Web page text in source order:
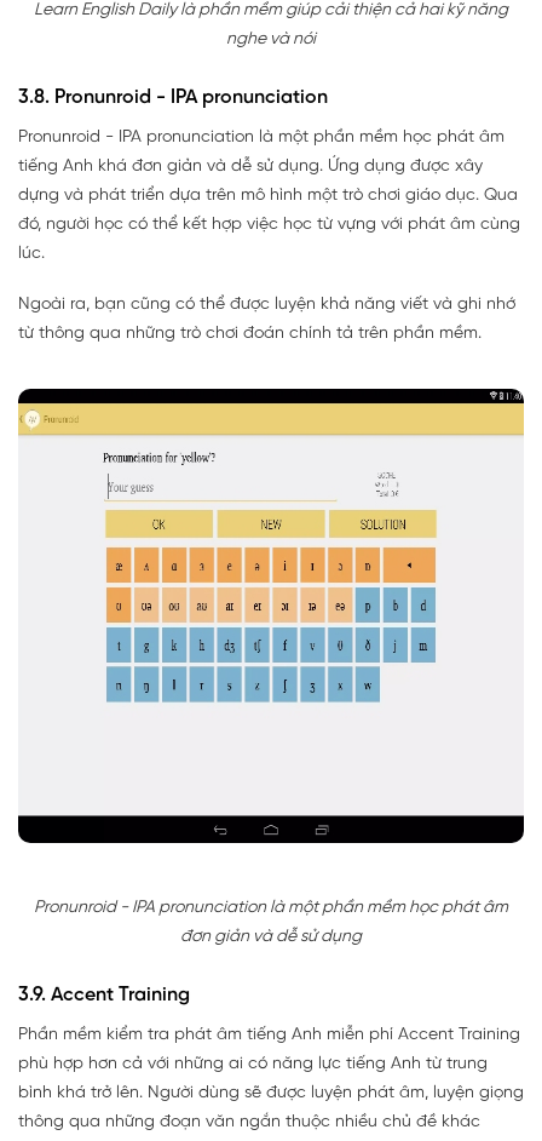
Learn English Daily là phần mềm giúp cải thiện cả hai kỹ năng
nghe và nói
3.8. Pronunroid - IPA pronunciation
Pronunroid - IPA pronunciation là một phần mềm học phát âm
tiếng Anh khá đơn giản và dễ sử dụng. Ứng dụng được xây
dựng và phát triển dựa trên mô hình một trò chơi giáo dục. Qua
đó, người học có thể kết hợp việc học từ vựng với phát âm cùng
lúc.
Ngoài ra, bạn cũng có thể được luyện khả năng viết và ghi nhớ
từ thông qua những trò chơi đoán chính tả trên phần mềm.
Pronunroid - IPA pronunciation là một phần mềm học phát âm
đơn giản và dễ sử dụng
3.9. Accent Training
Phần mềm kiểm tra phát âm tiếng Anh miễn phí Accent Training
phù hợp hơn cả với những ai có năng lực tiếng Anh từ trung
bình khá trở lên. Người dùng sẽ được luyện phát âm, luyện giọng
thông qua những đoạn văn ngắn thuộc nhiều chủ đề khác